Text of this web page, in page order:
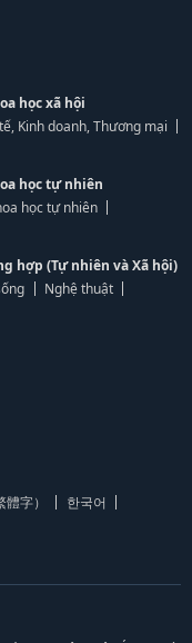
học xã hội
Kinh doanh, Thương mại
học tự nhiên
học tự nhiên
hợp (Tự nhiên và Xã hội)
Nghệ thuật
字）
한국어